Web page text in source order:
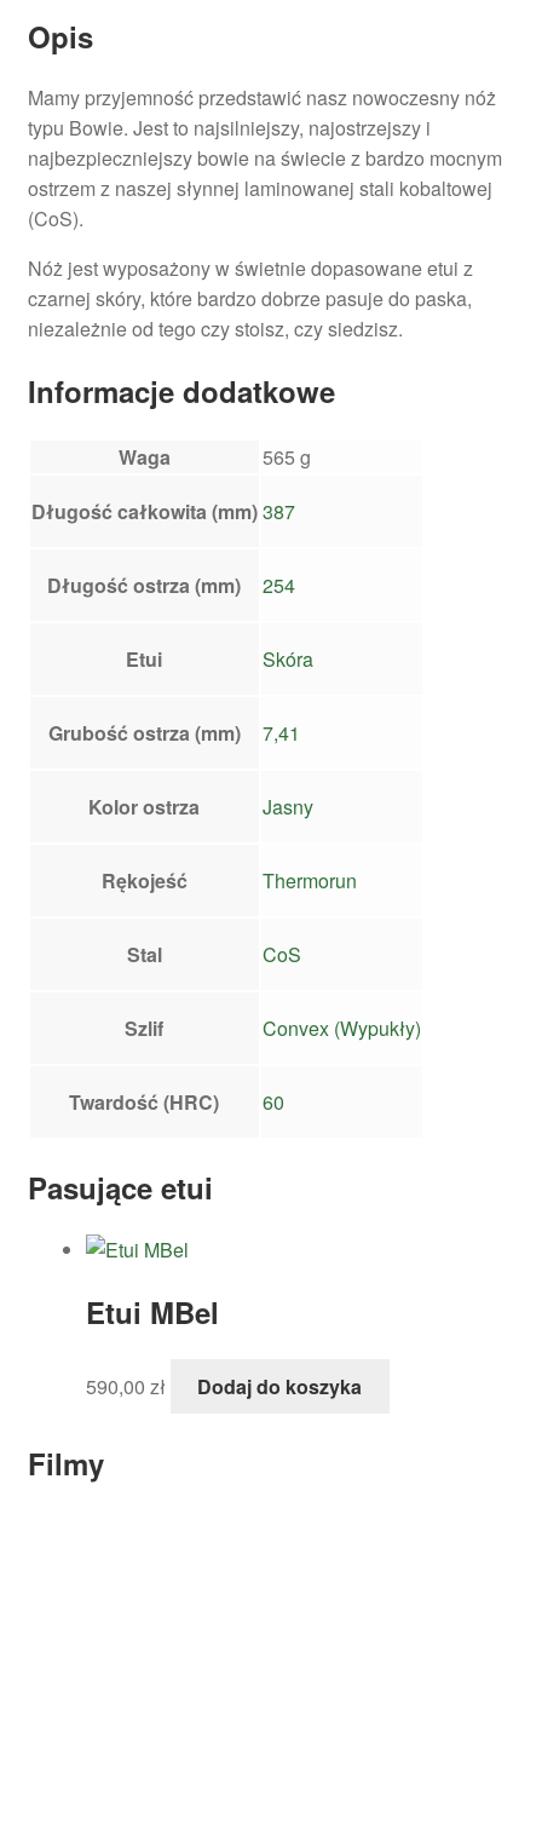
Opis
Mamy przyjemność przedstawić nasz nowoczesny nóż
typu Bowie. Jest to najsilniejszy, najostrzejszy i
najbezpieczniejszy bowie na świecie z bardzo mocnym
ostrzem z naszej słynnej laminowanej stali kobaltowej
(CoS).
Nóż jest wyposażony w świetnie dopasowane etui z
czarnej skóry, które bardzo dobrze pasuje do paska,
niezależnie od tego czy stoisz, czy siedzisz.
Informacje dodatkowe
Waga
565 g
Długość całkowita (mm)387
Długość ostrza (mm) 254
Etui Skóra
Grubość ostrza (mm) 7,41
Kolor ostrza Jasny
Rękojeść Thermorun
Stal CoS
Szlif Convex (Wypukły)
Twardość (HRC) 60
Pasujące etui
Etui MBel
590,00 zł Dodaj do koszyka
Filmy